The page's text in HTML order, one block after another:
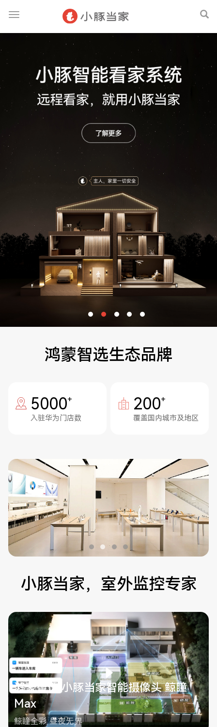
鸿蒙智选生态品牌
5000+
入驻华为门店数
200+
覆盖国内城市及地区
小豚当家，室外监控专家
鸿蒙智选 小豚当家智能摄像头 鲸瞳
Max
鲸瞳全彩 昼夜无界